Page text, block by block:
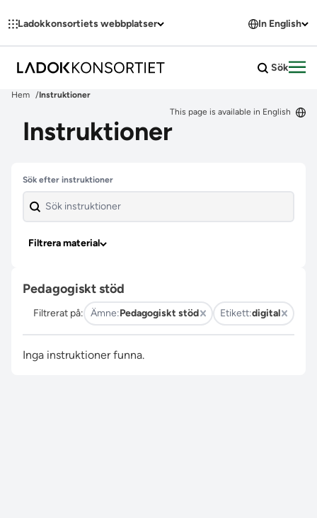
Ladokkonsortiets webbplatser In English
Sök
Hem
Instruktioner
This page is available in English
Instruktioner
Hoppa över filter
Sök efter instruktioner
Filtrera material
Pedagogiskt stöd
Filtrerat på: Ämne:Pedagogiskt stöd Etikett:digital
Inga instruktioner funna.